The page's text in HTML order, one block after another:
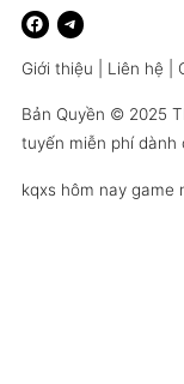
Giới thiệu Liên hệ
Bản Quyền © 2025
tuyến miễn phí dành
kqxs hôm nay game